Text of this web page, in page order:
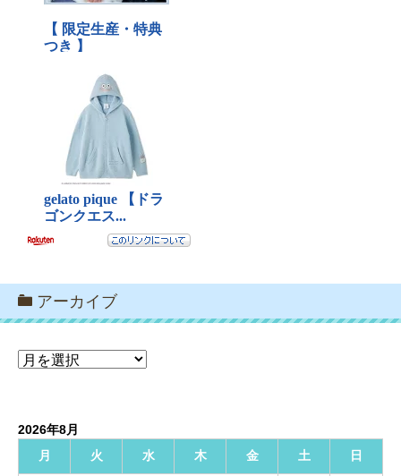
アーカイブ
ア
ブ
2026年8月
月
火 水 木 金 土 日